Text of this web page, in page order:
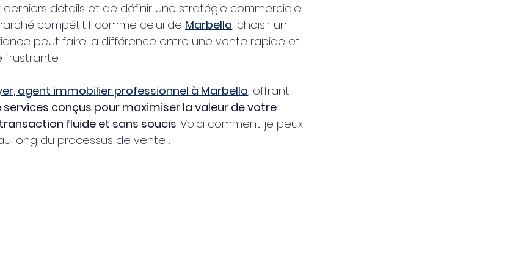
détails et de définir une stratégie commerciale
compétitif comme celui de Marbella, choisir un
peut faire la différence entre une vente rapide et
frustrante.
agent immobilier professionnel à Marbella, offrant
conçus pour maximiser la valeur de votre
fluide et sans soucis. Voici comment je peux
long du processus de vente :